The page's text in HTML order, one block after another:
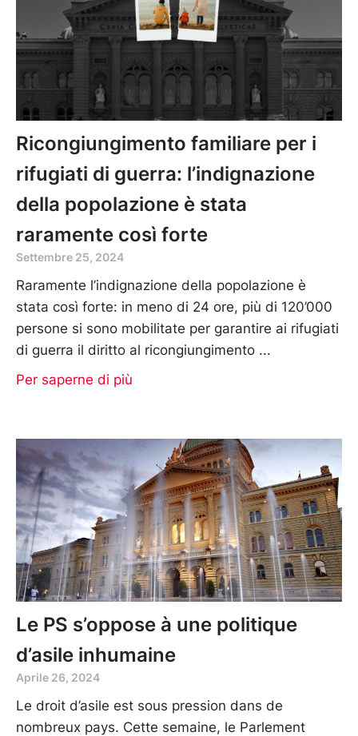
Ricongiungimento familiare per i
rifugiati di guerra: l’indignazione
della popolazione è stata
raramente così forte
Settembre 25, 2024
Raramente l’indignazione della popolazione è
stata così forte: in meno di 24 ore, più di 120’000
persone si sono mobilitate per garantire ai rifugiati
di guerra il diritto al ricongiungimento
Per saperne di più
Le PS s’oppose à une politique
d’asile inhumaine
Aprile 26, 2024
Le droit d’asile est sous pression dans de
nombreux pays. Cette semaine, le Parlement